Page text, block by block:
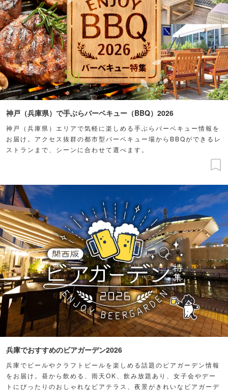
神戸（兵庫県）で手ぶらバーベキュー（BBQ）2026
神戸（兵庫県）エリアで気軽に楽しめる手ぶらバーベキュー情報を
お届け。アクセス抜群の都市型バーベキュー場からBBQができるレ
ストランまで、シーンに合わせて選べます。
兵庫でおすすめのビアガーデン2026
兵庫でビールやクラフトビールを楽しめる話題のビアガーデン情報
をお届け。昼から飲める、雨天OK、飲み放題あり、女子会やデー
トにぴったりのおしゃれなビアテラス、夜景がきれいなビアガーデ